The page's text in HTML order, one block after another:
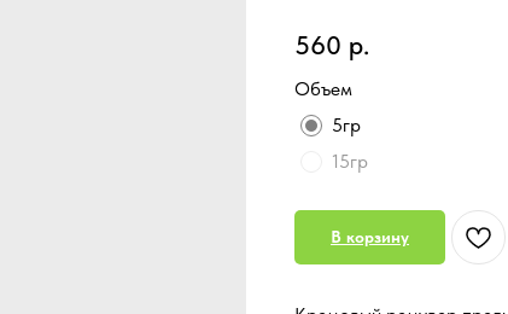
560 р.
Объем
5гр
15гр
В корзину